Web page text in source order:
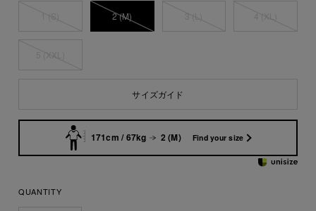
2 (M)
サイズガイド
171cm / 67kg 2 (M) Find your size
QUANTITY